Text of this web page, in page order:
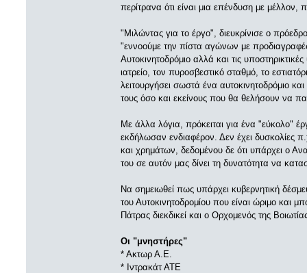
περίτρανα ότι είναι μια επένδυση με μέλλον,
"Μιλώντας για το έργο", διευκρίνισε ο
"εννοούμε την πίστα αγώνων με
Αυτοκινητοδρόμιο αλλά και τις
ιατρείο, τον πυροσβεστικό σταθμό, το
λειτουργήσει σωστά ένα αυτοκινητοδρόμιο
τους όσο και εκείνους που θα θελήσουν να
Με άλλα λόγια, πρόκειται για ένα "εύκολο"
εκδήλωσαν ενδιαφέρον. Δεν έχει δυσκολίες
και χρημάτων, δεδομένου δε ότι υπάρχει ο
του σε αυτόν μας δίνει τη δυνατότητα να
Να σημειωθεί πως υπάρχει κυβερνητική
του Αυτοκινητοδρομίου που είναι ώριμο και
Πάτρας διεκδικεί και ο Ορχομενός της
Οι "μνηστήρες"
* Ακτωρ Α.Ε.
* Ιντρακάτ ΑΤΕ